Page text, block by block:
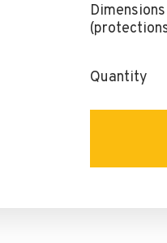
Dimensions
Quantity